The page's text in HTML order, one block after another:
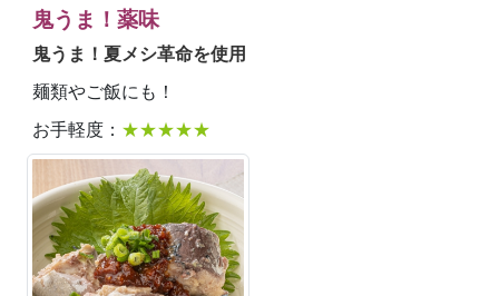
鬼うま！薬味
鬼うま！夏メシ革命を使用
麺類やご飯にも！
お手軽度： ★★★★★